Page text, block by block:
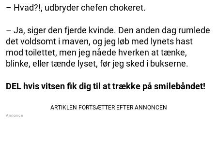
– Hvad?!, udbryder chefen chokeret.
– Ja, siger den fjerde kvinde. Den anden dag rumlede
det voldsomt i maven, og jeg løb med lynets hast
mod toilettet, men jeg nåede hverken at tænke,
blinke, eller tænde lyset, før jeg sked i bukserne.
DEL hvis vitsen fik dig til at trække på smilebåndet!